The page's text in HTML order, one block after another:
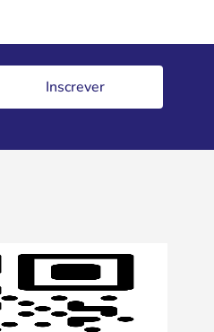
Inscrever